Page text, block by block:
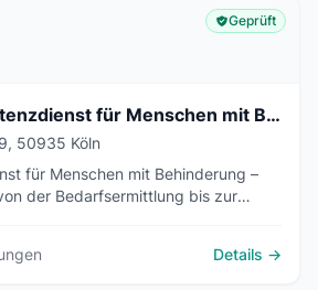
Geprüft
Ipsa Vita - Assistenzdienst für Menschen mit Behinderung
50935 Köln
für Menschen mit Behinderung –
der Bedarfsermittlung bis zur
Details →